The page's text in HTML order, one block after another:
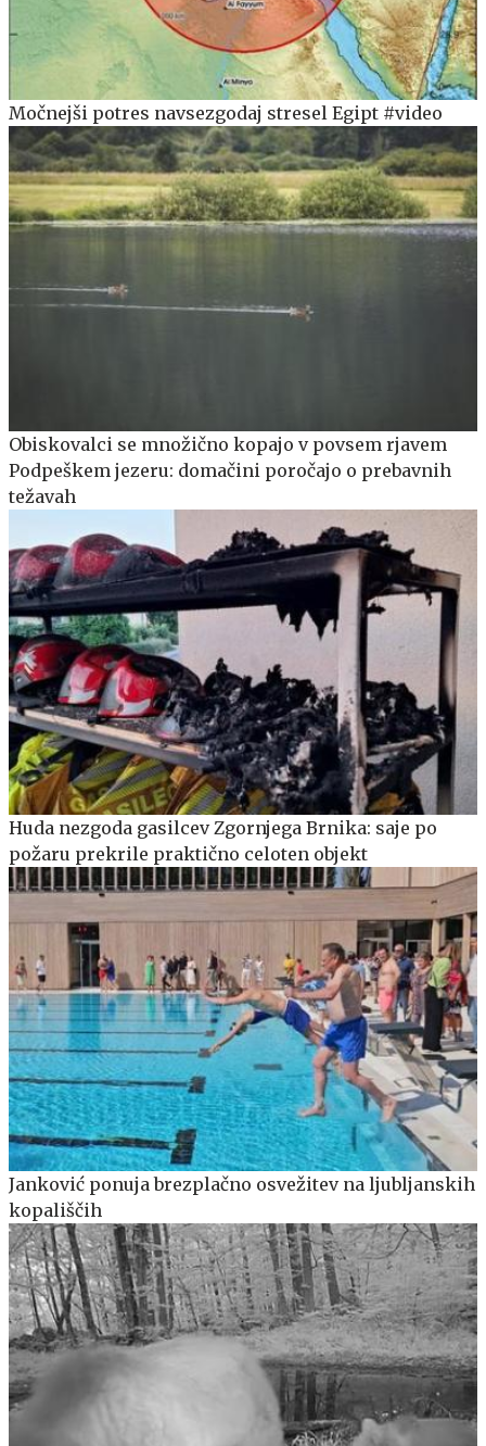
Močnejši potres navsezgodaj stresel Egipt #video
Obiskovalci se množično kopajo v povsem rjavem
Podpeškem jezeru: domačini poročajo o prebavnih
težavah
Huda nezgoda gasilcev Zgornjega Brnika: saje po
požaru prekrile praktično celoten objekt
Janković ponuja brezplačno osvežitev na ljubljanskih
kopališčih